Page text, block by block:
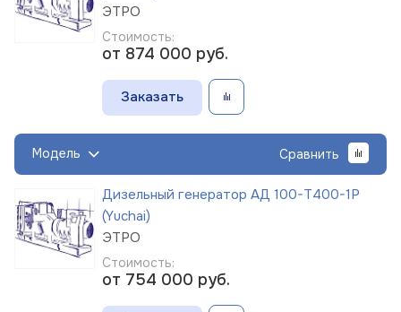
ЭТРО
Стоимость:
от 874 000 руб.
Заказать
Модель Сравнить
Дизельный генератор АД 100-Т400-1Р
(Yuchai)
ЭТРО
Стоимость:
от 754 000 руб.